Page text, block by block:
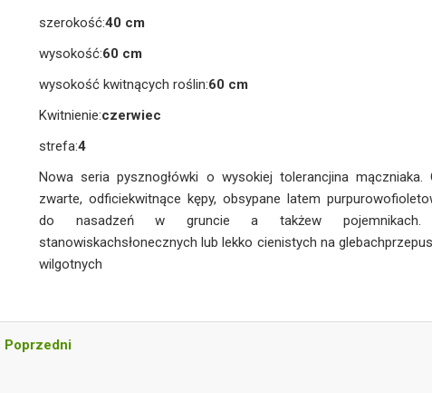
szerokość:40 cm
wysokość:60 cm
wysokość kwitnących roślin:60 cm
Kwitnienie:czerwiec
strefa:4
Nowa seria pysznogłówki o wysokiej tolerancjina mączniaka.
zwarte, odficiekwitnące kępy, obsypane latem
do nasadzeń w gruncie a takżew
stanowiskachsłonecznych lub lekko cienistych na
wilgotnych
Poprzedni